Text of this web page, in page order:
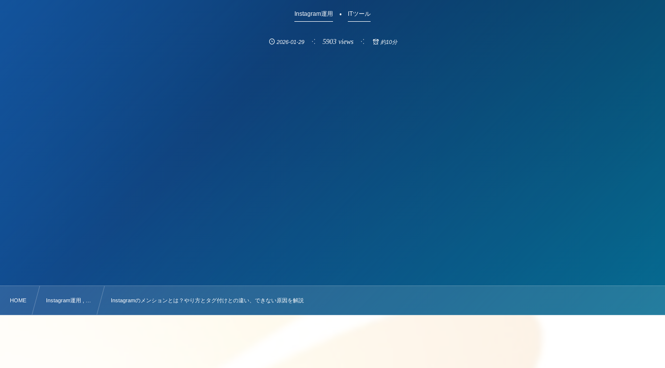
Instagram運用 ITツール
2026-01-29 5903 views 約10分
HOME Instagram運用 , … Instagramのメンションとは？やり方とタグ付けとの違い、できない原因を解説